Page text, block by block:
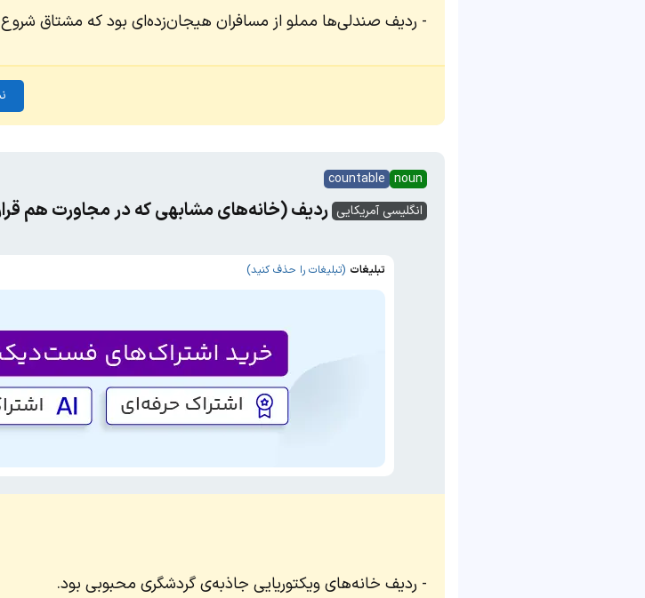
ردیف صندلی‌ها مملو از مسافران هیجان‌زده‌ای بود که مشتاق
noun
countable
انگلیسی آمریکایی ردیف (خانه‌های مشابهی که در مجاورت هم
تبلیغات (تبلیغات را حذف کنید)
ردیف خانه‌های ویکتوریایی جاذبه‌ی گردشگری محبوبی بود.